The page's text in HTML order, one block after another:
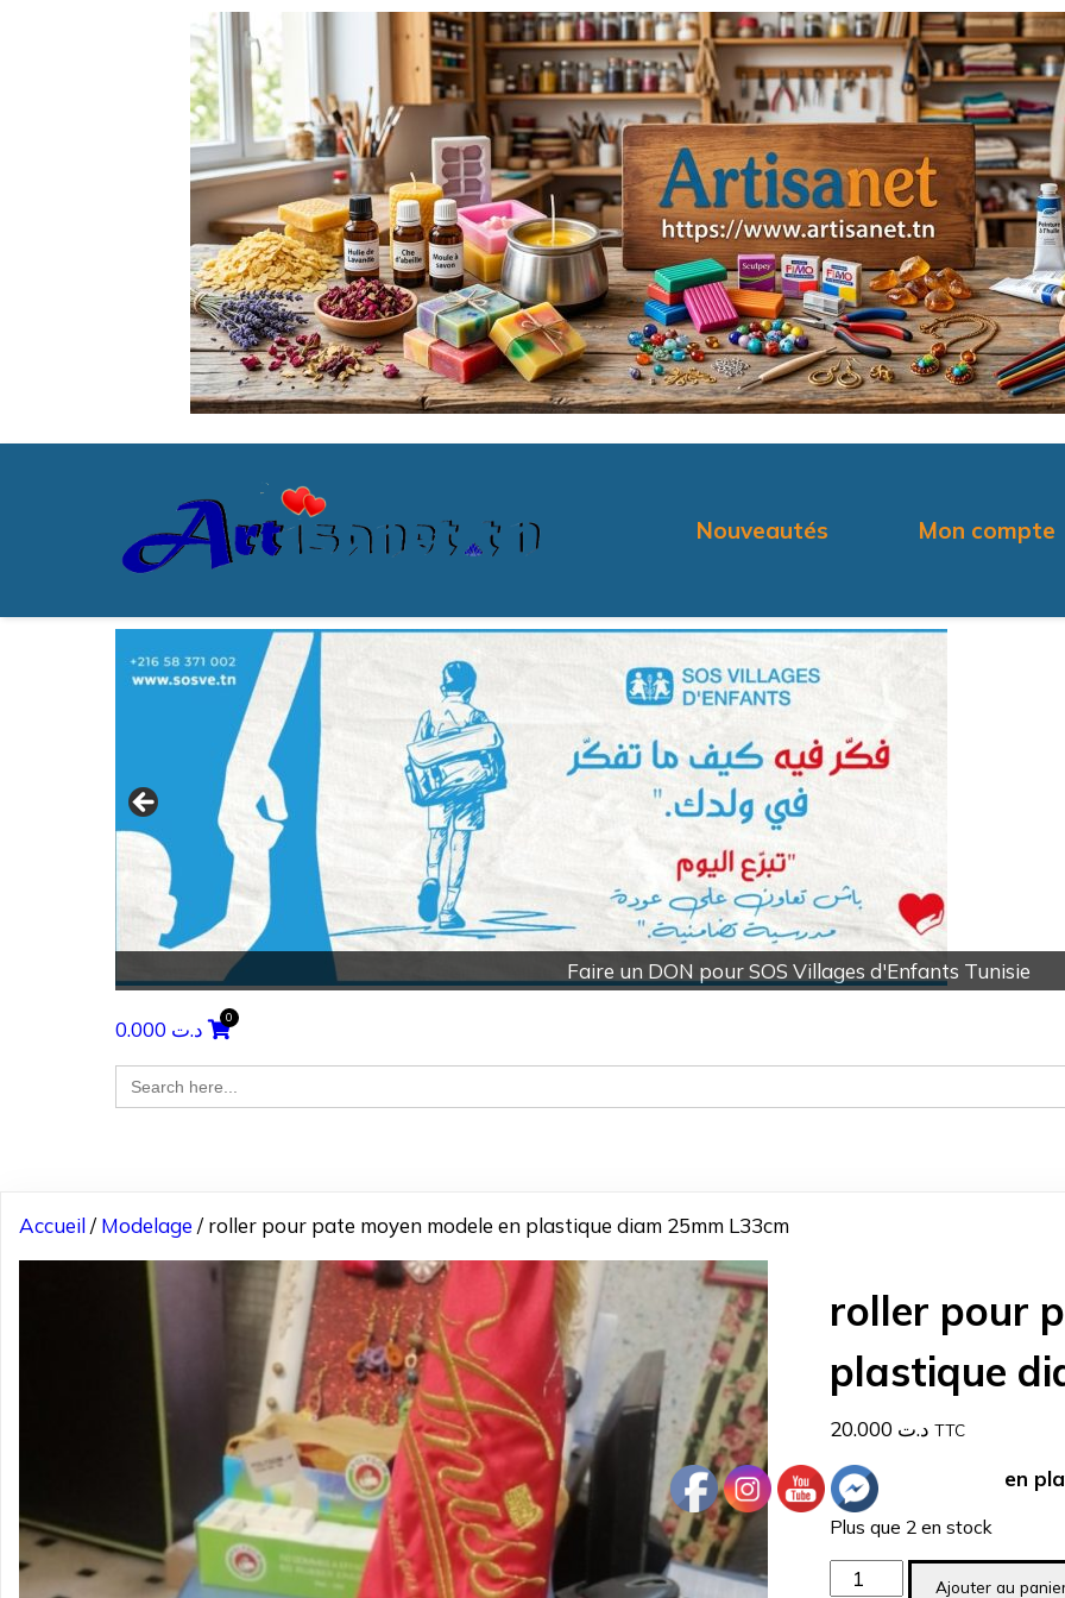
Nouveautés Mon compte
Fournitures et Produits Fabrication des Bougies
د.ت
Search
for:
Accueil/Modelage / roller pour pate moyen modele en plastique diam 25mm L33cm
roller pour
plastique
د.ت TTC
en
Plus que 2 en stock
quantité
Ajouter au